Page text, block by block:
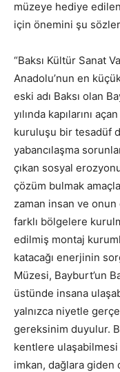
müzeye hediye
için önemini şu
“Baksı Kültür Sanat
Anadolu’nun en
eski adı Baksı olan
yılında kapılarını
kuruluşu bir tesadüf
yabancılaşma
çıkan sosyal
çözüm bulmak
zaman insan ve
farklı bölgelere
edilmiş montaj
katacağı enerjinin
Müzesi, Bayburt’un
üstünde insana
yalnızca niyetle
gereksinim duyulur.
kentlere ulaşabilmesi
imkan, dağlara giden